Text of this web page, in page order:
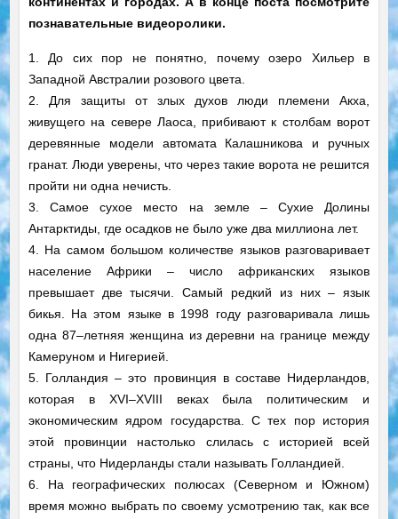
познавательные видеоролики.
1. До сих пор не понятно, почему озеро Хильер в
Западной Австралии розового цвета.
2. Для защиты от злых духов люди племени Акха,
живущего на севере Лаоса, прибивают к столбам ворот
деревянные модели автомата Калашникова и ручных
гранат. Люди уверены, что через такие ворота не решится
пройти ни одна нечисть.
3. Самое сухое место на земле – Сухие Долины
Антарктиды, где осадков не было уже два миллиона лет.
4. На самом большом количестве языков разговаривает
население Африки – число африканских языков
превышает две тысячи. Самый редкий из них – язык
бикья. На этом языке в 1998 году разговаривала лишь
одна 87–летняя женщина из деревни на границе между
Камеруном и Нигерией.
5. Голландия – это провинция в составе Нидерландов,
которая в XVI–XVIII веках была политическим и
экономическим ядром государства. С тех пор история
этой провинции настолько слилась с историей всей
страны, что Нидерланды стали называть Голландией.
6. На географических полюсах (Северном и Южном)
время можно выбрать по своему усмотрению так, как все